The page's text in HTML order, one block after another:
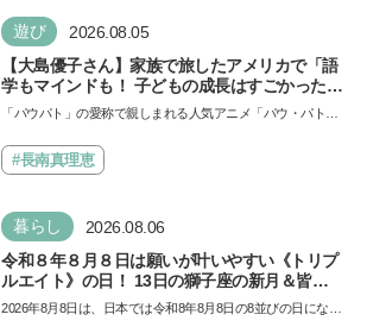
遊び 2026.08.05
【大島優子さん】家族で旅したアメリカで「語
学もマインドも！ 子どもの成長はすごかった」
声優をつとめた映画『パウ・パトロール ザ・ダ
できると子どもに知ってほしい
「パウパト」の愛称で親しまれる人気アニメ「パウ・パトロ
ザ…#長南真理恵
暮らし 2026.08.06
令和８年８月８日は願いが叶いやすい《トリプ
ルエイト》の日！ 13日の獅子座の新月＆皆既
日食の影響にも注目
2026年8月8日は、日本では令和8年8月8日の8並びの日になり